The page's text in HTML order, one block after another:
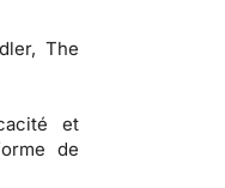
The
et
de